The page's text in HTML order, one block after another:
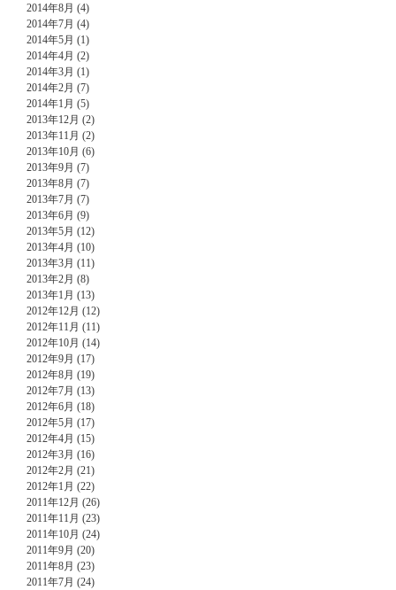
2014年8月 (4)
2014年7月 (4)
2014年5月 (1)
2014年4月 (2)
2014年3月 (1)
2014年2月 (7)
2014年1月 (5)
2013年12月 (2)
2013年11月 (2)
2013年10月 (6)
2013年9月 (7)
2013年8月 (7)
2013年7月 (7)
2013年6月 (9)
2013年5月 (12)
2013年4月 (10)
2013年3月 (11)
2013年2月 (8)
2013年1月 (13)
2012年12月 (12)
2012年11月 (11)
2012年10月 (14)
2012年9月 (17)
2012年8月 (19)
2012年7月 (13)
2012年6月 (18)
2012年5月 (17)
2012年4月 (15)
2012年3月 (16)
2012年2月 (21)
2012年1月 (22)
2011年12月 (26)
2011年11月 (23)
2011年10月 (24)
2011年9月 (20)
2011年8月 (23)
2011年7月 (24)